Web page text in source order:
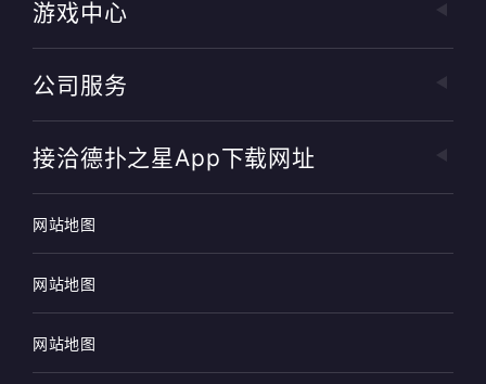
游戏中心
公司服务
接洽德扑之星app下载网址
网站地图
网站地图
网站地图